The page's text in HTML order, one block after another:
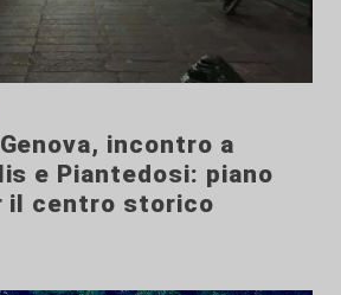
incontro a
e Piantedosi: piano
il centro storico